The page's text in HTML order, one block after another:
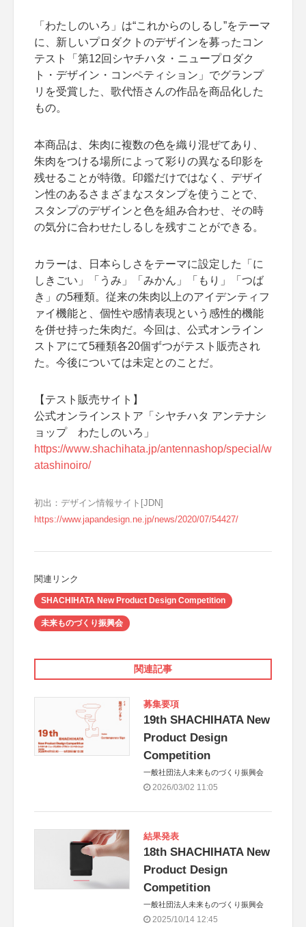
「わたしのいろ」は“これからのしるし”をテーマ
に、新しいプロダクトのデザインを募ったコン
テスト「第12回シヤチハタ・ニュープロダク
ト・デザイン・コンペティション」でグランプ
リを受賞した、歌代悟さんの作品を商品化した
もの。
本商品は、朱肉に複数の色を織り混ぜてあり、
朱肉をつける場所によって彩りの異なる印影を
残せることが特徴。印鑑だけではなく、デザイ
ン性のあるさまざまなスタンプを使うことで、
スタンプのデザインと色を組み合わせ、その時
の気分に合わせたしるしを残すことができる。
カラーは、日本らしさをテーマに設定した「に
しきごい」「うみ」「みかん」「もり」「つば
き」の5種類。従来の朱肉以上のアイデンティフ
ァイ機能と、個性や感情表現という感性的機能
を併せ持った朱肉だ。今回は、公式オンライン
ストアにて5種類各20個ずつがテスト販売され
た。今後については未定とのことだ。
【テスト販売サイト】
公式オンラインストア「シヤチハタ アンテナシ
ョップ わたしのいろ」
https://www.shachihata.jp/antennashop/special/w
atashinoiro/
初出：デザイン情報サイト[JDN]
https://www.japandesign.ne.jp/news/2020/07/54427/
関連リンク
SHACHIHATA New Product Design Competition
未来ものづくり振興会
関連記事
募集要項
19th SHACHIHATA New
Product Design
Competition
一般社団法人未来ものづくり振興会
2026/03/02 11:05
結果発表
18th SHACHIHATA New
Product Design
Competition
一般社団法人未来ものづくり振興会
2025/10/14 12:45